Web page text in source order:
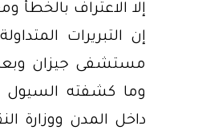
إلا الاعتراف بالخطأ
إن التبريرات
مستشفى جيزان
وما كشفته
داخل المدن ووزارة